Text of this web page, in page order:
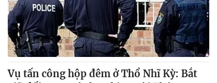
VTV Sức khoẻ Bất động sản
Thị trường 24h Tấm lòng Việt
VTV4 Vươn mình bằng AI
Vụ tấn công hộp đêm ở Thổ Nhĩ Kỳ: Bắt